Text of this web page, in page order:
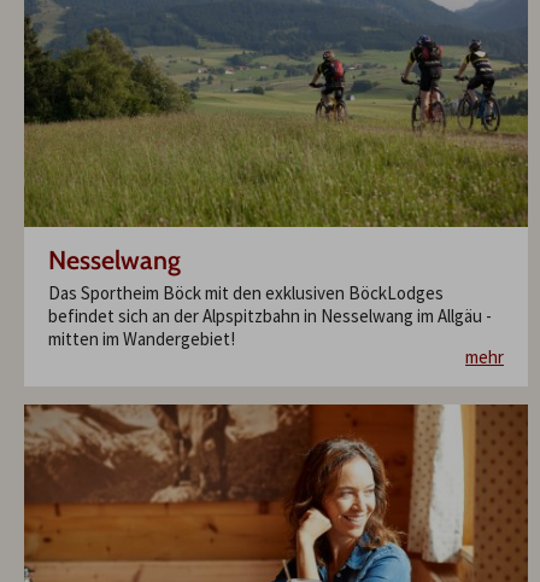
Nesselwang
Das Sportheim Böck mit den exklusiven BöckLodges
befindet sich an der Alpspitzbahn in Nesselwang im Allgäu -
mitten im Wandergebiet!
mehr